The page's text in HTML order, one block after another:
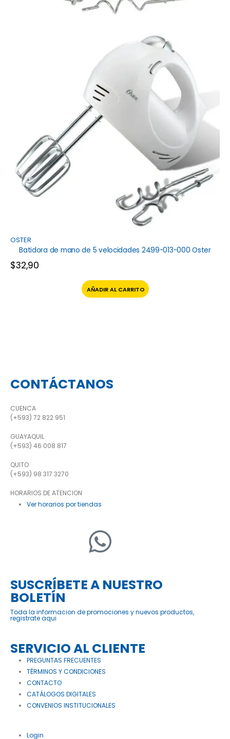
OSTER
Batidora de mano de 5 velocidades 2499-013-000 Oster
$32,90
AÑADIR AL CARRITO
CONTÁCTANOS
CUENCA
(+593) 72 822 951
GUAYAQUIL
(+593) 46 008 817
QUITO
(+593) 98 317 3270
HORARIOS DE ATENCION
Ver horarios por tiendas
SUSCRÍBETE A NUESTRO
BOLETÍN
Toda la informacion de promociones y nuevos productos,
registrate aqui
SERVICIO AL CLIENTE
PREGUNTAS FRECUENTES
TÉRMINOS Y CONDICIONES
CONTACTO
CATÁLOGOS DIGITALES
CONVENIOS INSTITUCIONALES
Login